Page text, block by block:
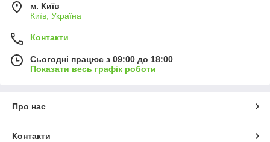
м. Київ
Київ, Україна
Контакти
Сьогодні працює з 09:00 до 18:00
Показати весь графік роботи
Про нас
Контакти